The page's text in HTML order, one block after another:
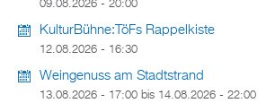
09.08.2026 - 20:00
KulturBühne:TöFs Rappelkiste
12.08.2026 - 16:30
Weingenuss am Stadtstrand
13.08.2026 - 17:00 bis 14.08.2026 - 22:00